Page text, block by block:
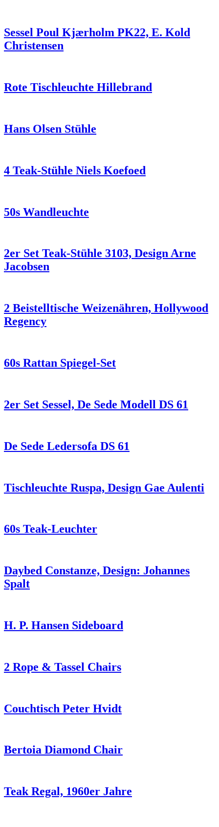
Sessel Poul Kjærholm PK22, E. Kold
Christensen
Rote Tischleuchte Hillebrand
Hans Olsen Stühle
4 Teak-Stühle Niels Koefoed
50s Wandleuchte
2er Set Teak-Stühle 3103, Design Arne
Jacobsen
2 Beistelltische Weizenähren, Hollywood
Regency
60s Rattan Spiegel-Set
2er Set Sessel, De Sede Modell DS 61
De Sede Ledersofa DS 61
Tischleuchte Ruspa, Design Gae Aulenti
60s Teak-Leuchter
Daybed Constanze, Design: Johannes
Spalt
H. P. Hansen Sideboard
2 Rope & Tassel Chairs
Couchtisch Peter Hvidt
Bertoia Diamond Chair
Teak Regal, 1960er Jahre